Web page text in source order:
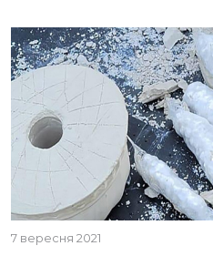
7 вересня 2021